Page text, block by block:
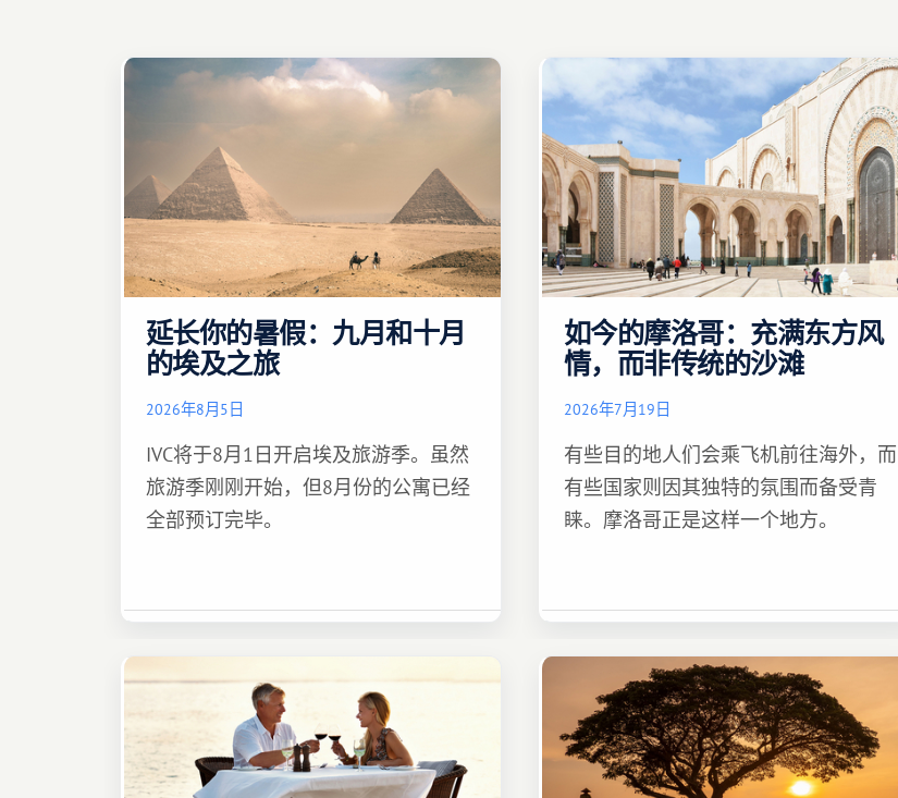
延长你的暑假：九月和十月
的埃及之旅
2026年8月5日
IVC将于8月1日开启埃及旅游季。虽然
旅游季刚刚开始，但8月份的公寓已经
全部预订完毕。
如今的摩洛哥：充满东方风
情，而非传统的沙滩
2026年7月19日
有些目的地人们会乘飞机前往海外，而
有些国家则因其独特的氛围而备受青
睐。摩洛哥正是这样一个地方。